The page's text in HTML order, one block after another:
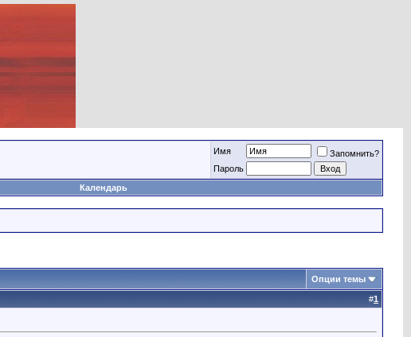
Имя
Запомнить?
Пароль
Календарь
Опции темы
#1